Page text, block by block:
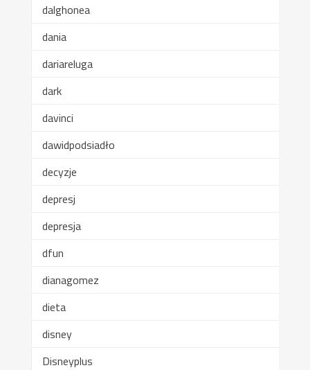
dalghonea
dania
dariareluga
dark
davinci
dawidpodsiadło
decyzje
depresj
depresja
dfun
dianagomez
dieta
disney
Disneyplus